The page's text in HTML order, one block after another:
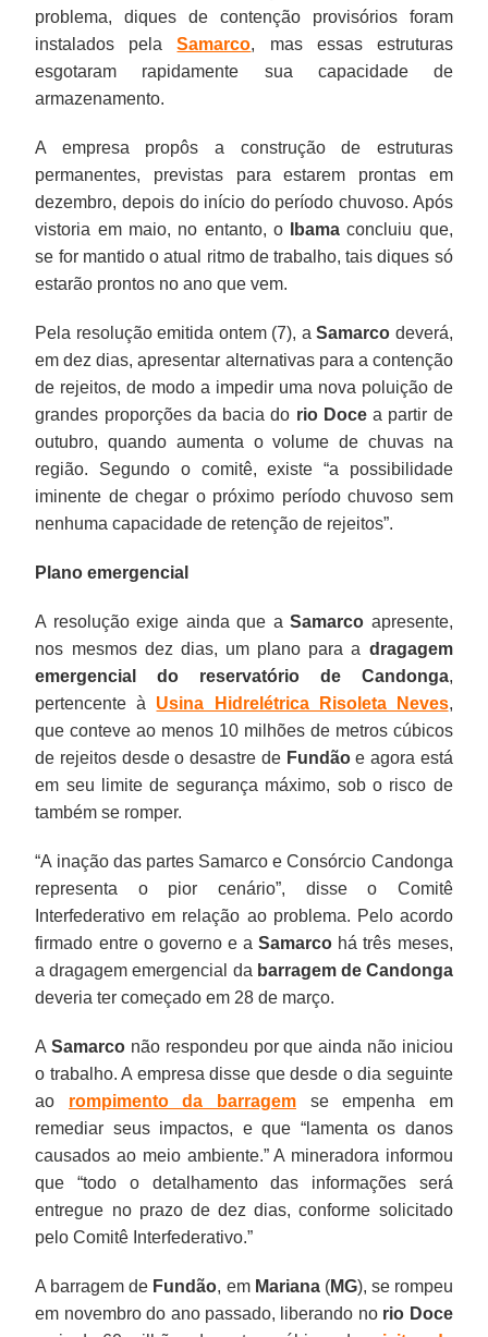
problema, diques de contenção provisórios foram
instalados pelaSamarco, mas essas estruturas
esgotaram rapidamente sua capacidade de
armazenamento.
A empresa propôs a construção de estruturas
permanentes, previstas para estarem prontas em
dezembro, depois do início do período chuvoso. Após
vistoria em maio, no entanto, o
Ibama concluiu que,
se for mantido o atual ritmo de trabalho, tais diques só
estarão prontos no ano que vem.
Pela resolução emitida ontem (7), aSamarco deverá,
em dez dias, apresentar alternativas para a contenção
de rejeitos, de modo a impedir uma nova poluição de
grandes proporções da bacia do rio Docea partir de
outubro, quando aumenta o volume de chuvas na
região. Segundo o comitê, existe “a possibilidade
iminente de chegar o próximo período chuvoso sem
nenhuma capacidade de retenção de rejeitos”.
Plano emergencial
A resolução exige ainda que aSamarco apresente,
nos mesmos dez dias, um plano para a dragagem
emergencial do reservatório de Candonga,
pertencente à Usina Hidrelétrica Risoleta Neves,
que conteve ao menos 10 milhões de metros cúbicos
de rejeitos desde o desastre de Fundãoe agora está
em seu limite de segurança máximo, sob o risco de
também se romper.
“A inação das partes Samarco e Consórcio Candonga
representa o pior cenário”, disse o Comitê
Interfederativo em relação ao problema. Pelo acordo
firmado entre o governo e aSamarco há três meses,
a dragagem emergencial da barragem de Candonga
deveria ter começado em 28 de março.
ASamarco não respondeu por que ainda não iniciou
o trabalho. A empresa disse que desde o dia seguinte
ao rompimento da barragem se empenha em
remediar seus impactos, e que “lamenta os danos
causados ao meio ambiente.” A mineradora informou
que “todo o detalhamento das informações será
entregue no prazo de dez dias, conforme solicitado
pelo Comitê Interfederativo.”
A barragem de Fundão, em Mariana(MG), se rompeu
em novembro do ano passado, liberando no rio Doce